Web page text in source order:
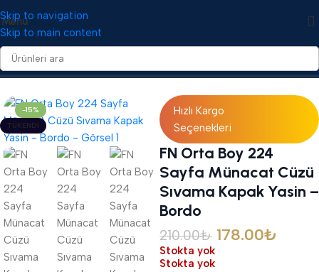
Skip to navigation
Skip to main content
Menü
Ana Sayfa/Yasin Cüzleri/Sıvama Kapaklı Yasin Cüzleri
-15%
TÜKENDI
Hızlı Kargo
Seçenekleri
FN Orta Boy 224
Sayfa Münacat Cüzü
Sıvama Kapak Yasin –
Bordo
210.00₺ 178.00₺
Stokta yok
Stokta yok